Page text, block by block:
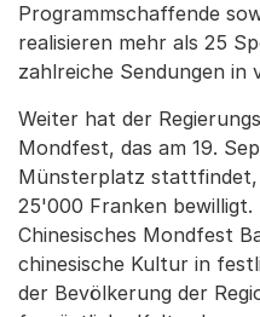
Programmschaffende
realisieren mehr als 25
zahlreiche Sendungen in
Weiter hat der
Mondfest, das am 19.
Münsterplatz stattfindet,
25'000 Franken bewilligt.
Chinesisches Mondfest
chinesische Kultur in
der Bevölkerung der